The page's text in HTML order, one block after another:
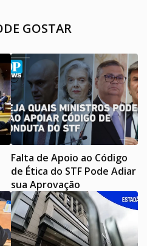
GOSTAR
Falta de Apoio ao Código
de Ética do STF Pode Adiar
sua Aprovação